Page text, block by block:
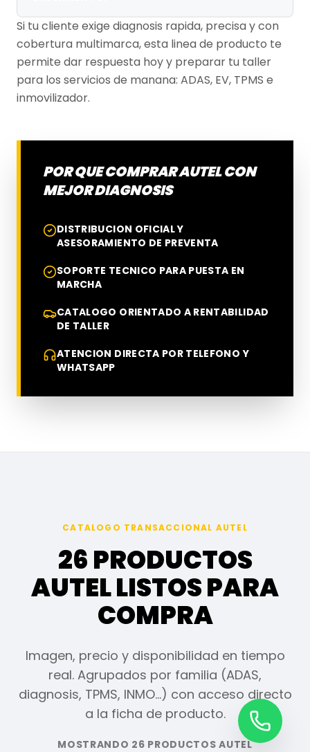
Si tu cliente exige diagnosis rapida, precisa y con
cobertura multimarca, esta linea de producto te
permite dar respuesta hoy y preparar tu taller
para los servicios de manana: ADAS, EV, TPMS e
inmovilizador.
POR QUE COMPRAR AUTEL CON
MEJOR DIAGNOSIS
DISTRIBUCION OFICIAL Y
ASESORAMIENTO DE PREVENTA
SOPORTE TECNICO PARA PUESTA EN
MARCHA
CATALOGO ORIENTADO A RENTABILIDAD
DE TALLER
ATENCION DIRECTA POR TELEFONO Y
WHATSAPP
CATALOGO TRANSACCIONAL AUTEL
26 PRODUCTOS
AUTEL LISTOS PARA
COMPRA
Imagen, precio y disponibilidad en tiempo
real. Agrupados por familia (ADAS,
diagnosis, TPMS, INMO…) con acceso directo
a la ficha de producto.
MOSTRANDO 26 PRODUCTOS AUTEL